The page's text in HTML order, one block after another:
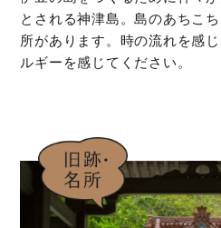
とされる神津島。島のあちこ
所があります。時の流れを感
ルギーを感じてください。